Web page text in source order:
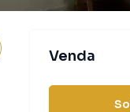
Venda